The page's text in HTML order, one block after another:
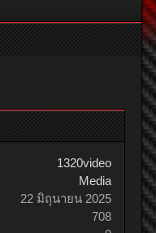
1320video
Media
22 มิถุนายน 2025
708